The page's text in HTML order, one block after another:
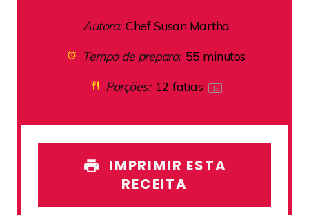
Autora: Chef Susan Martha
Tempo de preparo: 55 minutos
Porções: 12 fatias 1x
IMPRIMIR ESTA
RECEITA